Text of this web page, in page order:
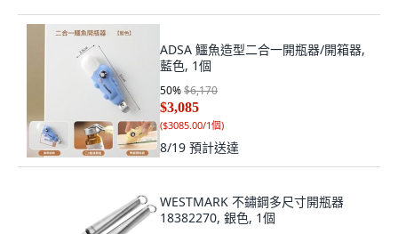
ADSA 鱷魚造型二合一開瓶器/開箱器,
藍色, 1個
50%$6,170
$3,085
($3085.00/1個)
8/19 預計送達
WESTMARK 不鏽鋼多尺寸開瓶器
18382270, 銀色, 1個